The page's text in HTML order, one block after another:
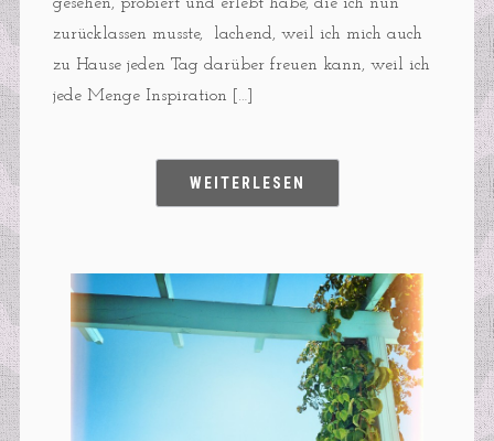
gesehen, probiert und erlebt habe, die ich nun
zurücklassen musste, lachend, weil ich mich auch
zu Hause jeden Tag darüber freuen kann, weil ich
jede Menge Inspiration […]
WEITERLESEN